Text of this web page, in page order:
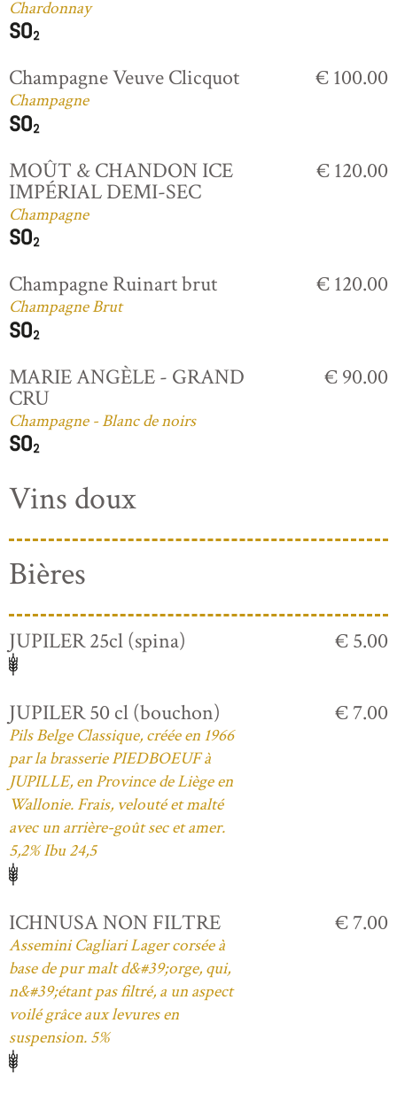
Chardonnay
Champagne Veuve Clicquot
Champagne
€ 100.00
MOÛT & CHANDON ICE
IMPÉRIAL DEMI-SEC
Champagne
€ 120.00
Champagne Ruinart brut
Champagne Brut
€ 120.00
MARIE ANGÈLE - GRAND
CRU
Champagne - Blanc de noirs
€ 90.00
Vins doux
Bières
JUPILER 25cl (spina) € 5.00
JUPILER 50 cl (bouchon)
Pils Belge Classique, créée en 1966
par la brasserie PIEDBOEUF à
JUPILLE, en Province de Liège en
Wallonie. Frais, velouté et malté
avec un arrière-goût sec et amer.
5,2% Ibu 24,5
€ 7.00
ICHNUSA NON FILTRE
Assemini Cagliari Lager corsée à
base de pur malt d&#39;orge, qui,
n&#39;étant pas filtré, a un aspect
voilé grâce aux levures en
suspension. 5%
€ 7.00